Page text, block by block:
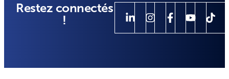
Restez connectés
!